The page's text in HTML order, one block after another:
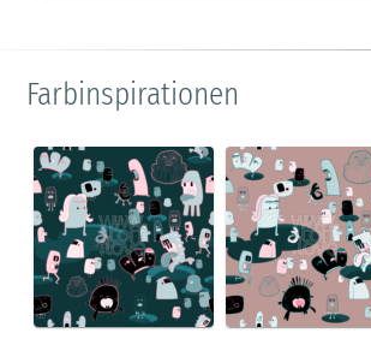
Farbinspirationen